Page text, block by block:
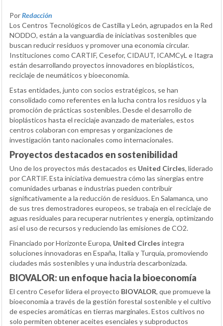
PorRedacción
Los Centros Tecnológicos de Castilla y León, agrupados en la Red
NODDO, están a la vanguardia de iniciativas sostenibles que
buscan reducir residuos y promover una economía circular.
Instituciones como CARTIF, Cesefor, CIDAUT, ICAMCyL e Itagra
están desarrollando proyectos innovadores en bioplásticos,
reciclaje de neumáticos y bioeconomía.
Estas entidades, junto con socios estratégicos, se han
consolidado como referentes en la lucha contra los residuos y la
promoción de prácticas sostenibles. Desde el desarrollo de
bioplásticos hasta el reciclaje avanzado de materiales, estos
centros colaboran con empresas y organizaciones de
investigación tanto nacionales como internacionales.
Proyectos destacados en sostenibilidad
Uno de los proyectos más destacados es United Circles, liderado
por CARTIF. Esta iniciativa demuestra cómo las sinergias entre
comunidades urbanas e industrias pueden contribuir
significativamente a la reducción de residuos. En Salamanca, uno
de sus tres demostradores europeos, se trabaja en el reciclaje de
aguas residuales para recuperar nutrientes y energía, optimizando
así el uso de recursos y reduciendo las emisiones de CO2.
Financiado por Horizonte Europa, United Circles integra
soluciones innovadoras en España, Italia y Turquía, promoviendo
ciudades más sostenibles y una industria descarbonizada.
BIOVALOR: un enfoque hacia la bioeconomía
El centro Cesefor lidera el proyecto BIOVALOR, que promueve la
bioeconomía a través de la gestión forestal sostenible y el cultivo
de especies aromáticas en tierras marginales. Estos cultivos no
solo permiten obtener aceites esenciales y subproductos